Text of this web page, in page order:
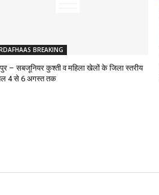
BREAKING
– सबजूनियर कुश्ती व महिला खेलों के जिला स्तरीय
4 से 6 अगस्त तक